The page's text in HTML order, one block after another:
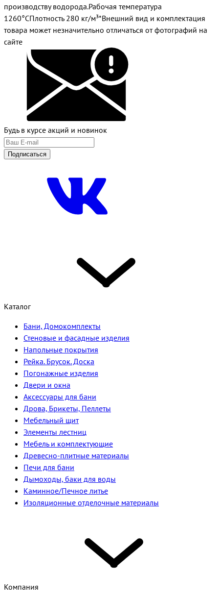
производству водорода.Рабочая температура
1260°СПлотность 280 кг/м³*Внешний вид и комплектация
товара может незначительно отличаться от фотографий на
сайте
Будь в курсе акций и новинок
Подписаться
Каталог
Бани, Домокомплекты
Стеновые и фасадные изделия
Напольные покрытия
Рейка. Брусок. Доска
Погонажные изделия
Двери и окна
Аксессуары для бани
Дрова, Брикеты, Пеллеты
Мебельный щит
Элементы лестниц
Мебель и комплектующие
Древесно-плитные материалы
Печи для бани
Дымоходы, баки для воды
Каминное/Печное литье
Изоляционные отделочные материалы
Компания